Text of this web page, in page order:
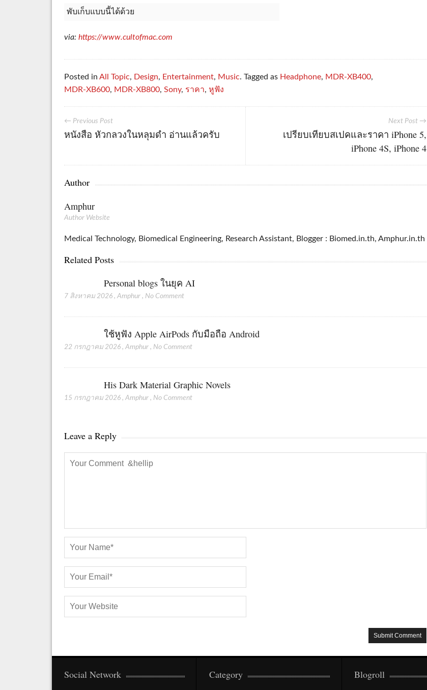
พับเก็บแบบนี้ได้ด้วย
via:https://www.cultofmac.com
Posted inAll Topic, Design, Entertainment, Music. Tagged as Headphone, MDR-XB400,
MDR-XB600, MDR-XB800,Sony, ราคา,หูฟัง
Next Post →
เปรียบเทียบสเปคและราคา iPhone 5,
iPhone 4S, iPhone 4
← Previous Post
หนังสือ หัวกลวงในหลุมดำ อ่านแล้วครับ
Author
Amphur
Author Website
Medical Technology, Biomedical Engineering, Research Assistant, Blogger : Biomed.in.th, Amphur.in.th
Related Posts
Personal blogs ในยุค AI
7 สิงหาคม 2026 ,Amphur , No Comment
ใช้หูฟัง Apple AirPods กับมือถือ Android
22 กรกฎาคม 2026 ,Amphur , No Comment
His Dark Material Graphic Novels
15 กรกฎาคม 2026 ,Amphur , No Comment
Leave a Reply
Social Network Category Blogroll